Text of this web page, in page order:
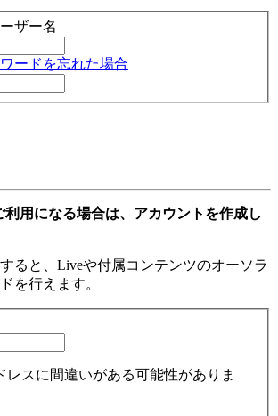
ザー名
ードを忘れた場合
用になる場合は、アカウントを作成し
ると、Liveや付属コンテンツのオーソラ
を行えます。
レスに間違いがある可能性がありま